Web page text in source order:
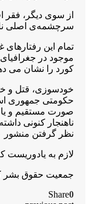
از سوی دیگر، فقر
سرچشمه‌ى اصلی
تمام این
موجود در
کورد را نشان مى
خودسوزى، قتل و
حکومتی جمهوری
صورت مستقیم و یا
ناهنجار کنونی
نظر گرفتن منشور
لازم بە
جمعیت حقوق بشر
Share0